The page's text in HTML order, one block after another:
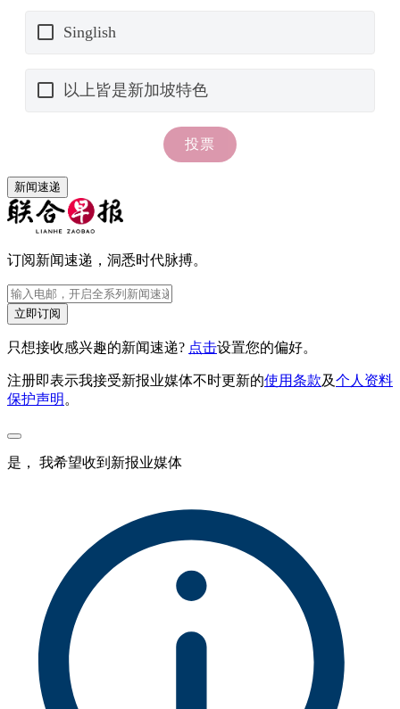
新闻速递
订阅新闻速递，洞悉时代脉搏。
立即订阅
只想接收感兴趣的新闻速递? 点击设置您的偏好。
注册即表示我接受新报业媒体不时更新的使用条款及个人资料
保护声明 。
是， 我希望收到新报业媒体